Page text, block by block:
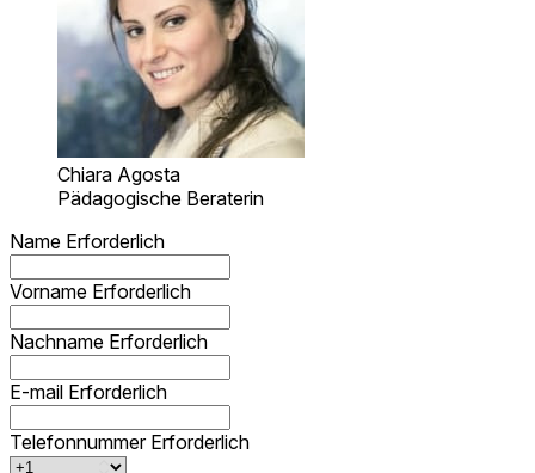
Chiara Agosta
Pädagogische Beraterin
Name Erforderlich
Vorname Erforderlich
Nachname Erforderlich
E-mail Erforderlich
Telefonnummer Erforderlich